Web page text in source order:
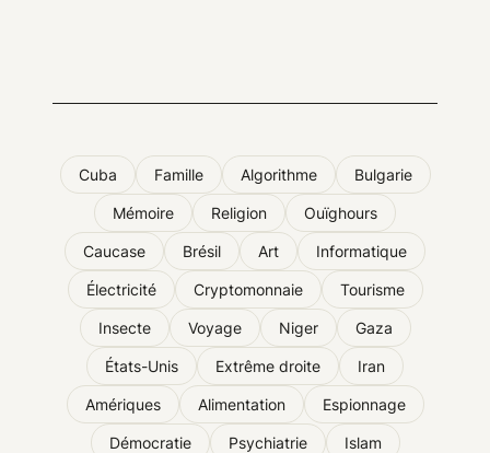
Cuba Famille Algorithme Bulgarie
Mémoire Religion Ouïghours
Caucase Brésil Art Informatique
Électricité Cryptomonnaie Tourisme
Insecte Voyage Niger Gaza
États-Unis Extrême droite Iran
Amériques Alimentation Espionnage
Démocratie Psychiatrie Islam